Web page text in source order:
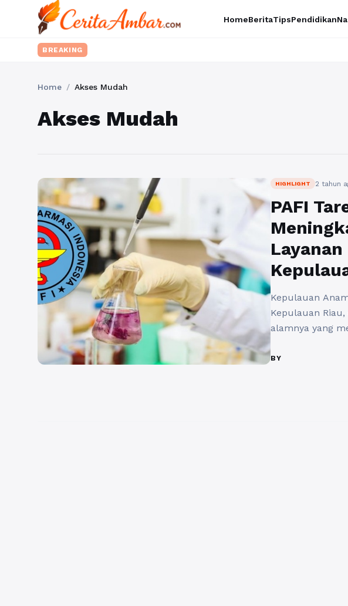
HomeBeritaTipsPendidikan
BREAKING
Home / Akses Mudah
Akses Mudah
HIGHLIGHT 2 tahun
PAFI
Kepulauan
Kepulauan
alamnya yang
tersebut,
BY